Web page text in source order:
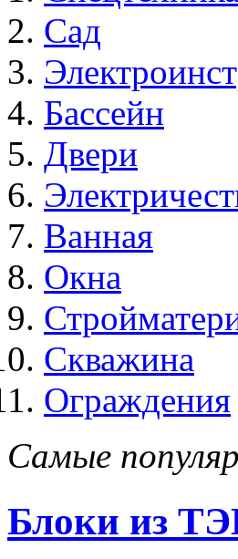
Сад
Бассейн
Двери
Ванная
Окна
Скважина
Ограждения
Самые
Блоки из